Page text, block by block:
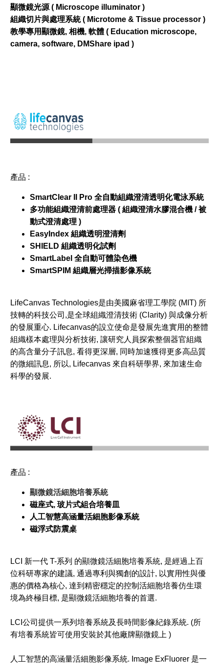
顯微鏡光源 ( Microscope illuminator )
組織切片與處理系統 ( Microtome & Tissue processor )
教學專用顯微鏡, 相機, 軟體 ( Education microscope,
camera, software, DMShare ipad )​
產品 :
SmartClear II Pro 全自動組織澄清透明化電泳系統
多功能組織澄清前處理器 ( 組織澄清水膠混合機 / 被
動式澄清處理 )
EasyIndex 組織透明澄清劑
SHIELD 組織透明化試劑
SmartLabel 全自動可體染色機
SmartSPIM 組織層光掃描影像系統
LifeCanvas Technologies是由美國麻省理工學院 (MIT) 所
技轉的科技公司,是全球組織澄清技術 (Clarity) 與成像分析
的發展重心. Lifecanvas的設立使命是發展先進實用的整體
組織樣本處理與分析技術, 讓研究人員探索整個器官組織
的高含量分子訊息, 看得更深層, 同時加速獲得更多高品質
的微細訊息, 所以, Lifecanvas 來自科研學界, 來加速生命
科學的發展.
產品 :
顯微鏡活細胞培養系統
磁座式, 玻片式組合培養皿
人工智慧高涵量活細胞影像系統
磁浮式防震桌
LCI 新一代 T-系列 的顯微鏡活細胞培養系統, 是經過上百
位科研專家的建議, 通過專利與獨創的設計, 以實用性與優
惠的價格為核心, 達到精密穩定的控制活細胞培養仿生環
境為終極目標, 是顯微鏡活細胞培養的首選.
LCI公司提供一系列培養系統及長時間影像紀錄系統. (所
有培養系統皆可使用安裝於其他廠牌顯微鏡上 )
人工智慧的高涵量活細胞影像系統. Image ExFluorer 是一